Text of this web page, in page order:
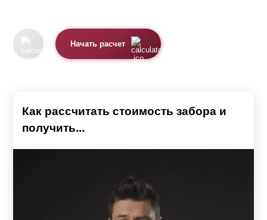
Начать расчет
Как рассчитать стоимость забора и
получить...